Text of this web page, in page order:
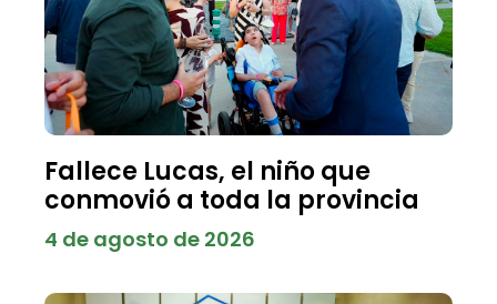
Fallece Lucas, el niño que
conmovió a toda la provincia
4 de agosto de 2026